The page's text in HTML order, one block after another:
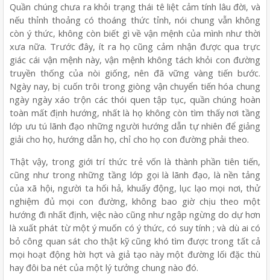
Quần chúng chưa ra khỏi trạng thái tê liệt cảm tính lâu đời, và
nếu thỉnh thoảng có thoáng thức tỉnh, nói chung vẫn không
còn ý thức, không còn biết gì về vận mệnh của mình như thời
xưa nữa. Trước đây, ít ra họ cũng cảm nhận được qua trực
giác cái vận mệnh này, vận mệnh không tách khỏi con đường
truyền thống của nòi giống, nên đã vững vàng tiến bước.
Ngày nay, bị cuốn trôi trong giòng vận chuyển tiến hóa chung
ngày ngày xáo trộn các thói quen tập tục, quần chúng hoàn
toàn mất định hướng, nhất là họ không còn tìm thấy nơi tầng
lớp ưu tú lãnh đạo những người hướng dẫn tự nhiên để giảng
giải cho họ, hướng dẫn họ, chỉ cho họ con đường phải theo.
Thật vậy, trong giới trí thức trẻ vốn là thành phần tiên tiến,
cũng như trong những tầng lớp gọi là lãnh đạo, là nền tảng
của xã hội, người ta hối hả, khuấy động, lục lạo mọi nơi, thử
nghiệm đủ mọi con đường, không bao giờ chịu theo một
hướng đi nhất định, việc nào cũng như ngập ngừng do dự hơn
là xuất phát từ một ý muốn có ý thức, có suy tính ; và dù ai có
bỏ công quan sát cho thật kỹ cũng khó tìm được trong tất cả
mọi hoạt động hời hợt và giả tạo này một đường lối đặc thù
hay đôi ba nét của một lý tưởng chung nào đó.